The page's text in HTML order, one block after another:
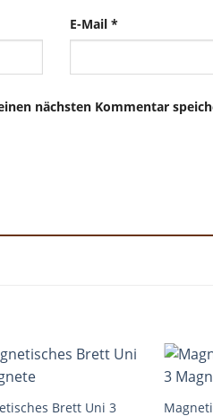
E-Mail *
nächsten Kommentar
Brett Uni 3
+